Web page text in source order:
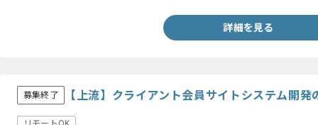
詳細を見る
募集終了 【上流】クライアント会員サイトシステム開